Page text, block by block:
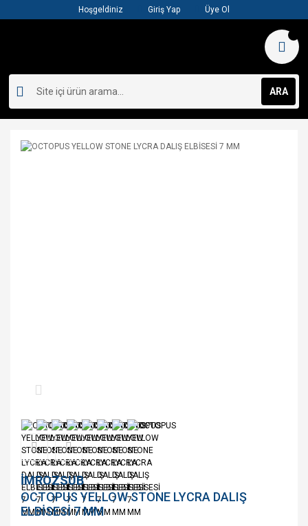
Hoşgeldiniz Giriş Yap Üye Ol
ARA
İMROZSUB
OCTOPUS YELLOW STONE LYCRA DALIŞ
ELBİSESİ 7 MM